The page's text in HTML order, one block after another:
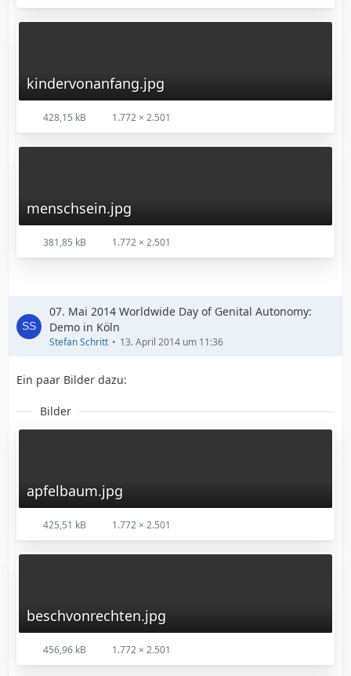
kindervonanfang.jpg
428,15 kB 1.772 × 2.501
menschsein.jpg
381,85 kB 1.772 × 2.501
07. Mai 2014 Worldwide Day of Genital Autonomy:
Demo in Köln
Stefan Schritt 13. April 2014 um 11:36
Ein paar Bilder dazu:
Bilder
apfelbaum.jpg
425,51 kB 1.772 × 2.501
beschvonrechten.jpg
456,96 kB 1.772 × 2.501